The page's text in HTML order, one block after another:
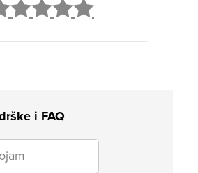
i FAQ